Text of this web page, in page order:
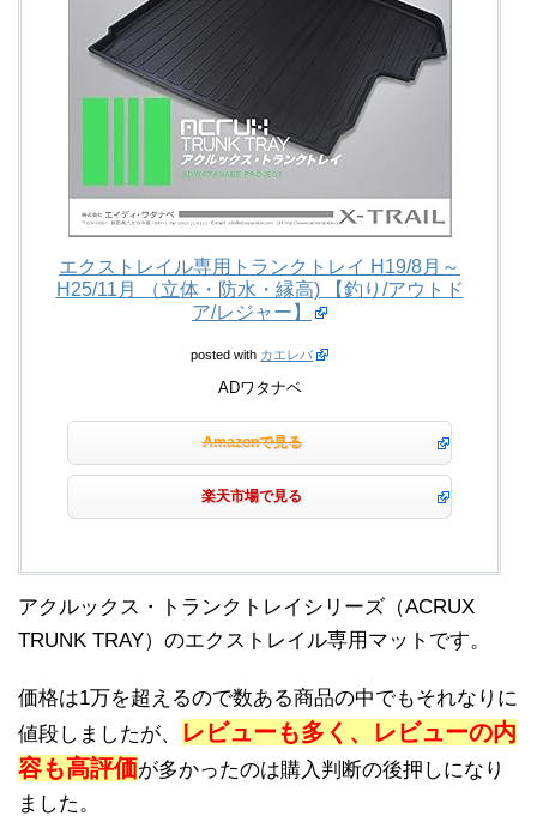
エクストレイル専用トランクトレイ H19/8月～
H25/11月 （立体・防水・縁高) 【釣り/アウトド
ア/レジャー】
posted with カエレバ
ADワタナベ
Amazonで見る
楽天市場で見る
アクルックス・トランクトレイシリーズ（ACRUX
TRUNK TRAY）のエクストレイル専用マットです。
価格は1万を超えるので数ある商品の中でもそれなりに
値段しましたが、
レビューも多く、レビューの内
容も高評価が多かったのは購入判断の後押しになり
ました。